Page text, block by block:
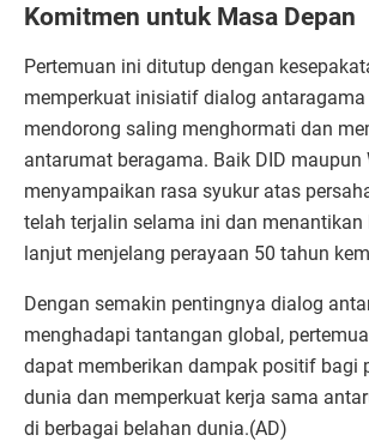
Komitmen untuk Masa Depan
Pertemuan ini ditutup dengan
memperkuat inisiatif dialog antaragama
mendorong saling menghormati dan
antarumat beragama. Baik DID maupun
menyampaikan rasa syukur atas
telah terjalin selama ini dan menantikan
lanjut menjelang perayaan 50 tahun
Dengan semakin pentingnya dialog
menghadapi tantangan global,
dapat memberikan dampak positif bagi
dunia dan memperkuat kerja sama
di berbagai belahan dunia.(AD)